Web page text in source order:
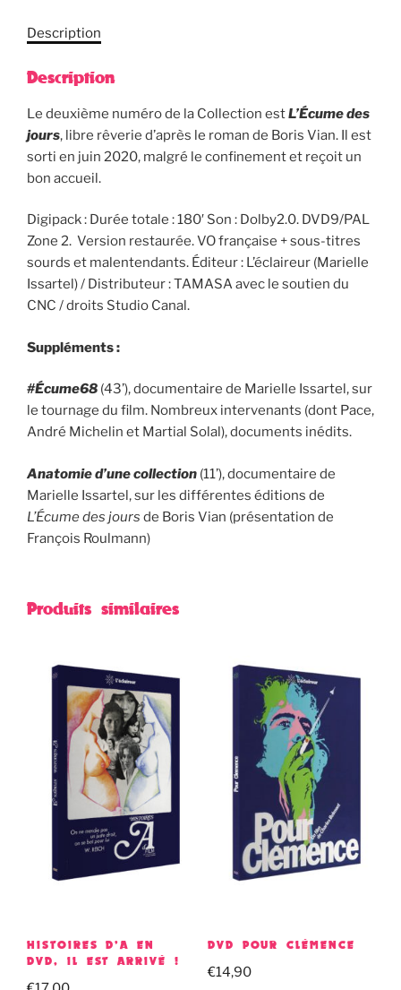
Description
Description
Le deuxième numéro de la Collection estL’Écume des
jours, libre rêverie d’après le roman de Boris Vian. Il est
sorti en juin 2020, malgré le confinement et reçoit un
bon accueil.
Digipack : Durée totale : 180′ Son : Dolby2.0. DVD9/PAL
Zone 2. Version restaurée. VO française + sous-titres
sourds et malentendants. Éditeur : L’éclaireur (Marielle
Issartel) / Distributeur : TAMASA avec le soutien du
CNC / droits Studio Canal.
Suppléments :
#Écume68 (43’), documentaire de Marielle Issartel, sur
le tournage du film. Nombreux intervenants (dont Pace,
André Michelin et Martial Solal), documents inédits.
Anatomie d’une collection (11’), documentaire de
Marielle Issartel, sur les différentes éditions de
L’Écume des jours de Boris Vian (présentation de
François Roulmann)
Produits similaires
HISTOIRES D’A EN
DVD, IL EST ARRIVÉ !
DVD POUR CLÉMENCE
€14,90